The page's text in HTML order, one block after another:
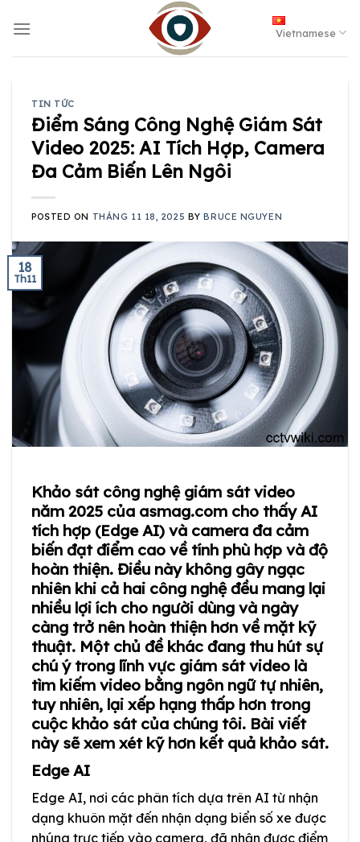
Vietnamese
TIN TỨC
Điểm Sáng Công Nghệ Giám Sát
Video 2025: AI Tích Hợp, Camera
Đa Cảm Biến Lên Ngôi
POSTED ON THÁNG 11 18, 2025 BYBRUCE NGUYEN
18
Th11
Khảo sát công nghệ giám sát video
năm 2025 của asmag.com cho thấy AI
tích hợp (Edge AI) và camera đa cảm
biến đạt điểm cao về tính phù hợp và độ
hoàn thiện. Điều này không gây ngạc
nhiên khi cả hai công nghệ đều mang lại
nhiều lợi ích cho người dùng và ngày
càng trở nên hoàn thiện hơn về mặt kỹ
thuật. Một chủ đề khác đang thu hút sự
chú ý trong lĩnh vực giám sát video là
tìm kiếm video bằng ngôn ngữ tự nhiên,
tuy nhiên, lại xếp hạng thấp hơn trong
cuộc khảo sát của chúng tôi. Bài viết
này sẽ xem xét kỹ hơn kết quả khảo sát.
Edge AI
Edge AI, nơi các phân tích dựa trên AI từ nhận
dạng khuôn mặt đến nhận dạng biển số xe được
nhúng trực tiếp vào camera, đã nhận được điểm